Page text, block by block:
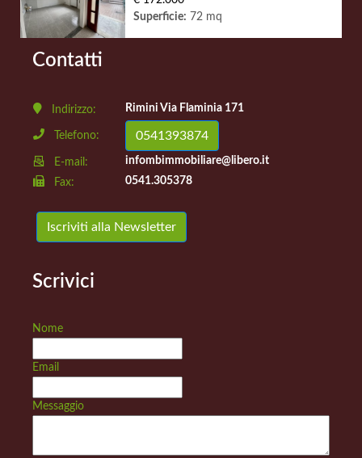
Superficie: 72 mq
Contatti
Indirizzo: Rimini Via Flaminia 171
Telefono: 0541393874
E-mail:
infombimmobiliare@libero.it
Fax:
0541.305378
Iscriviti alla Newsletter
Scrivici
Nome
Email
Messaggio